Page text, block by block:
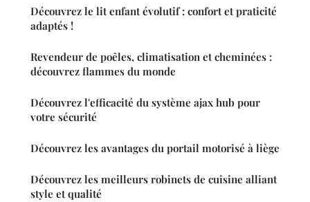
Découvrez le lit enfant évolutif : confort et praticité
adaptés !
Revendeur de poêles, climatisation et cheminées :
découvrez flammes du monde
Découvrez l'efficacité du système ajax hub pour
votre sécurité
Découvrez les avantages du portail motorisé à liège
Découvrez les meilleurs robinets de cuisine alliant
style et qualité